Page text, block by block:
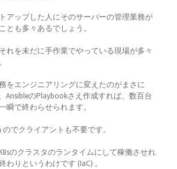
アップした人にそのサーバーの管理業務が
とも多々あるでしょう。
れを未だに手作業でやっている現場が多々
をエンジニアリングに変えたのがまさに
AnsibleのPlaybookさえ作成すれば、数百台
瞬で終わらせられます。
でクライアントも不要です。
のクラスタのランタイムにして稼働させれ
わりというわけです (IaC) 。